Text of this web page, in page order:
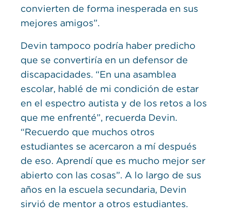
convierten de forma inesperada en sus
mejores amigos”.
Devin tampoco podría haber predicho
que se convertiría en un defensor de
discapacidades. “En una asamblea
escolar, hablé de mi condición de estar
en el espectro autista y de los retos a los
que me enfrenté”, recuerda Devin.
“Recuerdo que muchos otros
estudiantes se acercaron a mí después
de eso. Aprendí que es mucho mejor ser
abierto con las cosas”. A lo largo de sus
años en la escuela secundaria, Devin
sirvió de mentor a otros estudiantes.